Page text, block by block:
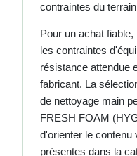
contraintes du
Pour un achat
les contraintes
résistance attendue
fabricant. La
de nettoyage main
FRESH FOAM
d'orienter le
présentes dans la